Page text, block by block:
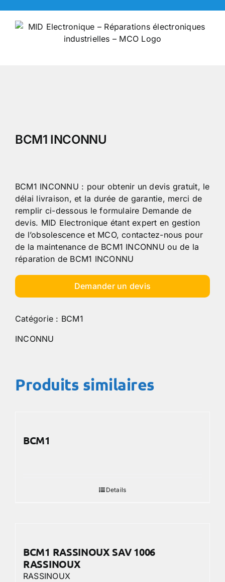
content
BCM1 INCONNU
BCM1 INCONNU : pour obtenir un devis gratuit, le
délai livraison, et la durée de garantie, merci de
remplir ci-dessous le formulaire Demande de
devis. MID Electronique étant expert en gestion
de l’obsolescence et MCO, contactez-nous pour
de la maintenance de BCM1 INCONNU ou de la
réparation de BCM1 INCONNU
Demander un devis
Catégorie : BCM1
INCONNU
Produits similaires
BCM1
Details
BCM1 RASSINOUX SAV 1006
RASSINOUX
RASSINOUX